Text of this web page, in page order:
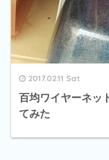
2017.02.11 Sat
百均ワイヤーネッ
てみた